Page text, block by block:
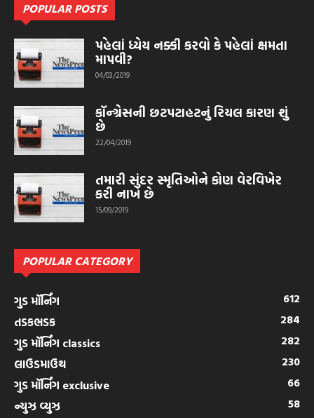
POPULAR POSTS
પહેલાં ધ્યેય નક્કી કરવો કે પહેલાં ક્ષમતા
માપવી?
04/03/2019
કૉન્ગ્રેસની છટપટાહટનું રિયલ કારણ શું
છે
22/04/2019
તમારી સુંદર સ્મૃતિઓને કોણ વેરવિખેર
કરી નાખે છે
15/09/2019
POPULAR CATEGORY
ગુડ મૉર્નિંગ
612
તડકભડક
284
ગુડ મૉર્નિંગ classics
282
લાઉડમાઉથ
230
ગુડ મૉર્નિંગ exclusive
66
ન્યુઝ વ્યુઝ
58